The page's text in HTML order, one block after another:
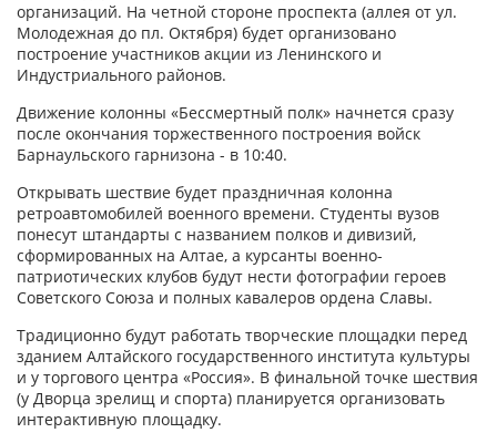
организаций. На четной стороне проспекта (аллея от ул.
Молодежная до пл. Октября) будет организовано
построение участников акции из Ленинского и
Индустриального районов.
Движение колонны «Бессмертный полк» начнется сразу
после окончания торжественного построения войск
Барнаульского гарнизона - в 10:40.
Открывать шествие будет праздничная колонна
ретроавтомобилей военного времени. Студенты вузов
понесут штандарты с названием полков и дивизий,
сформированных на Алтае, а курсанты военно-
патриотических клубов будут нести фотографии героев
Советского Союза и полных кавалеров ордена Славы.
Традиционно будут работать творческие площадки перед
зданием Алтайского государственного института культуры
и у торгового центра «Россия». В финальной точке шествия
(у Дворца зрелищ и спорта) планируется организовать
интерактивную площадку.